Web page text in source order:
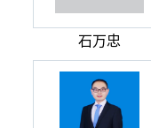
石万忠